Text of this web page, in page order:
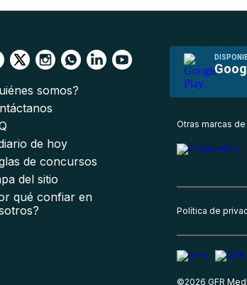
somos?
de hoy
de concursos
del sitio
qué confiar en
Otras marcas de
Política de
©2026 GFR